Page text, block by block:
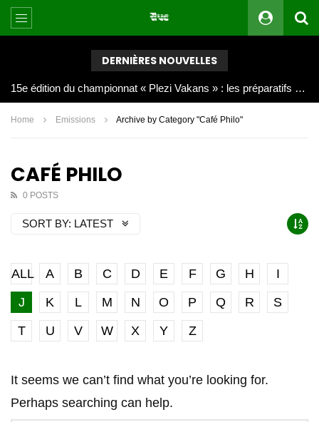
DERNIÈRES NOUVELLES
Joy Clerf Derisier, sur les traces de son père : évangéliser par la musique
Home Emissions Archive by Category "Café Philo"
CAFÉ PHILO
0 POSTS
SORT BY: LATEST
ALL A B C D E F G H
I
J
K L M N O P Q R
S
T
U V W X Y Z
It seems we can’t find what you’re looking for.
Perhaps searching can help.